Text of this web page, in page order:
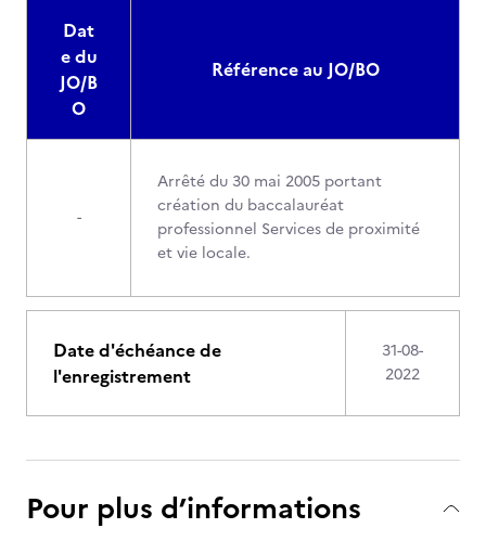
Dat
e du
JO/B
O
Référence au JO/BO
-
Arrêté du 30 mai 2005 portant
création du baccalauréat
professionnel Services de proximité
et vie locale.
Date d'échéance de
l'enregistrement
31-08-
2022
Pour plus d’informations